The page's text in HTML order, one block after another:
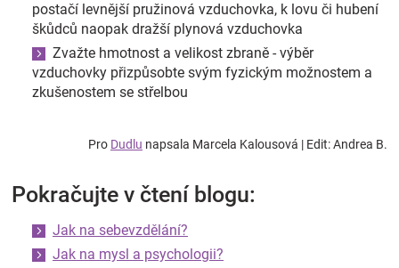
postačí levnější pružinová vzduchovka, k lovu či hubení
škůdců naopak dražší plynová vzduchovka
Zvažte hmotnost a velikost zbraně - výběr
vzduchovky přizpůsobte svým fyzickým možnostem a
zkušenostem se střelbou
Pro Dudlu napsala Marcela Kalousová | Edit: Andrea B.
Pokračujte v čtení blogu:
Jak na sebevzdělání?
Jak na mysl a psychologii?